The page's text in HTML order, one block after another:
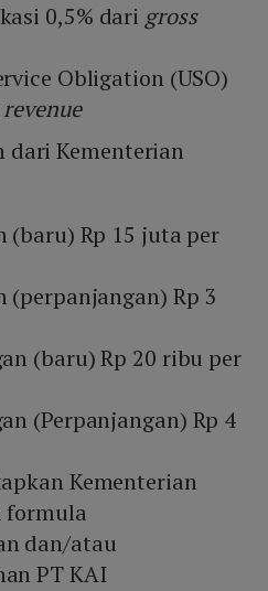
0,5% darigross
Obligation (USO)
dari Kementerian
(baru) Rp 15 juta per
Rp 3
(baru) Rp 20 ribu per
(Perpanjangan) Rp 4
Kementerian
formula
dan/atau
PT KAI